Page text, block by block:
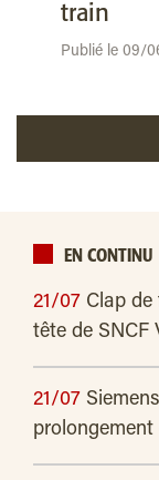
train
Publié le 09/
EN CONTINU
21/07 Clap de
tête de SNCF
21/07
prolongement